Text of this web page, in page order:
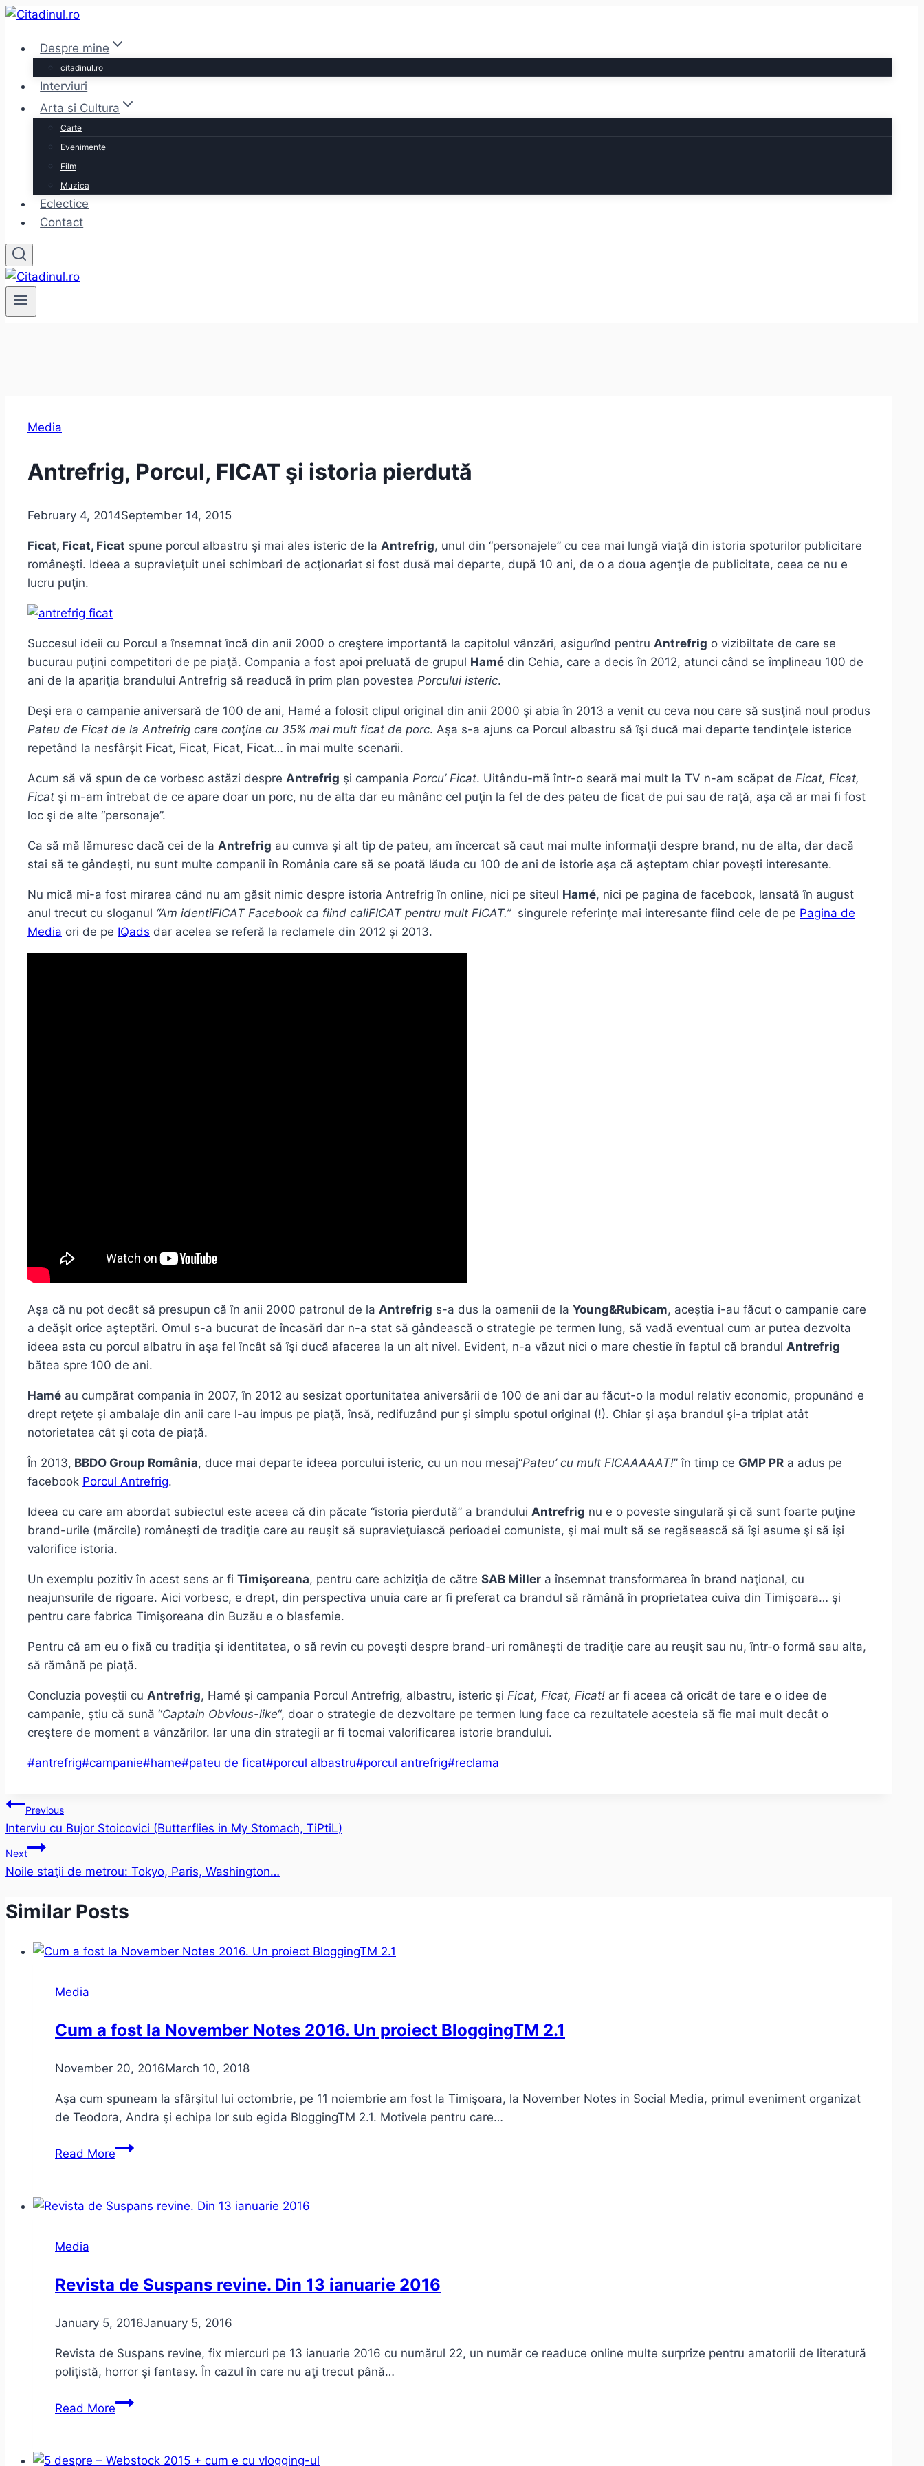
Skip
contentDespre mine
citadinul.ro
Interviuri
Arta si Cultura
Carte
Evenimente
Film
Muzica
Eclectice
Contact
Media
Antrefrig, Porcul, FICAT şi istoria pierdută
February 4, 2014September 14, 2015
Ficat, Ficat, Ficat spune porcul albastru şi mai ales isteric de la Antrefrig, unul din “personajele” cu cea mai lungă viaţă din istoria spoturilor publicitare
româneşti. Ideea a supravieţuit unei schimbari de acţionariat si fost dusă mai departe, după 10 ani, de o a doua agenţie de publicitate, ceea ce nu e
lucru puţin.
Succesul ideii cu Porcul a însemnat încă din anii 2000 o creştere importantă la capitolul vânzări, asigurînd pentru Antrefrig o vizibiltate de care se
bucurau puţini competitori de pe piaţă. Compania a fost apoi preluată de grupul Hamé din Cehia, care a decis în 2012, atunci când se împlineau 100 de
ani de la apariţia brandului Antrefrig să readucă în prim plan povestea Porcului isteric.
Deşi era o campanie aniversară de 100 de ani, Hamé a folosit clipul original din anii 2000 şi abia în 2013 a venit cu ceva nou care să susţină noul produs
Pateu de Ficat de la Antrefrig care conţine cu 35% mai mult ficat de porc. Aşa s-a ajuns ca Porcul albastru să îşi ducă mai departe tendinţele isterice
repetând la nesfârşit Ficat, Ficat, Ficat, Ficat… în mai multe scenarii.
Acum să vă spun de ce vorbesc astăzi despre Antrefrig şi campania Porcu’ Ficat. Uitându-mă într-o seară mai mult la TV n-am scăpat de Ficat, Ficat,
Ficat şi m-am întrebat de ce apare doar un porc, nu de alta dar eu mânânc cel puţin la fel de des pateu de ficat de pui sau de raţă, aşa că ar mai fi fost
loc şi de alte “personaje”.
Ca să mă lămuresc dacă cei de la Antrefrig au cumva şi alt tip de pateu, am încercat să caut mai multe informaţii despre brand, nu de alta, dar dacă
stai să te gândeşti, nu sunt multe companii în România care să se poată lăuda cu 100 de ani de istorie aşa că aşteptam chiar poveşti interesante.
Nu mică mi-a fost mirarea când nu am găsit nimic despre istoria Antrefrig în online, nici pe siteul Hamé, nici pe pagina de facebook, lansată în august
anul trecut cu sloganul “Am identiFICAT Facebook ca fiind caliFICAT pentru mult FICAT.” singurele referinţe mai interesante fiind cele de pe Pagina de
Media ori de pe IQads dar acelea se referă la reclamele din 2012 şi 2013.
Aşa că nu pot decât să presupun că în anii 2000 patronul de la Antrefrig s-a dus la oamenii de la Young&Rubicam, aceştia i-au făcut o campanie care
a deăşit orice aşteptări. Omul s-a bucurat de încasări dar n-a stat să gândească o strategie pe termen lung, să vadă eventual cum ar putea dezvolta
ideea asta cu porcul albatru în aşa fel încât să îşi ducă afacerea la un alt nivel. Evident, n-a văzut nici o mare chestie în faptul că brandul Antrefrig
bătea spre 100 de ani.
Hamé au cumpărat compania în 2007, în 2012 au sesizat oportunitatea aniversării de 100 de ani dar au făcut-o la modul relativ economic, propunând e
drept reţete şi ambalaje din anii care l-au impus pe piaţă, însă, redifuzând pur şi simplu spotul original (!). Chiar şi aşa brandul şi-a triplat atât
notorietatea cât şi cota de piață.
În 2013, BBDO Group România, duce mai departe ideea porcului isteric, cu un nou mesaj“Pateu’ cu mult FICAAAAAT!” în timp ce GMP PR a adus pe
facebook Porcul Antrefrig.
Ideea cu care am abordat subiectul este aceea că din păcate “istoria pierdută” a brandului Antrefrig nu e o poveste singulară şi că sunt foarte puţine
brand-urile (mărcile) româneşti de tradiţie care au reuşit să supravieţuiască perioadei comuniste, şi mai mult să se regăsească să îşi asume şi să îşi
valorifice istoria.
Un exemplu pozitiv în acest sens ar fi Timişoreana, pentru care achiziţia de către SAB Miller a însemnat transformarea în brand naţional, cu
neajunsurile de rigoare. Aici vorbesc, e drept, din perspectiva unuia care ar fi preferat ca brandul să rămână în proprietatea cuiva din Timişoara… şi
pentru care fabrica Timişoreana din Buzău e o blasfemie.
Pentru că am eu o fixă cu tradiţia şi identitatea, o să revin cu poveşti despre brand-uri româneşti de tradiţie care au reuşit sau nu, într-o formă sau alta,
să rămână pe piaţă.
Concluzia poveştii cu Antrefrig, Hamé şi campania Porcul Antrefrig, albastru, isteric şi Ficat, Ficat, Ficat! ar fi aceea că oricât de tare e o idee de
campanie, ştiu că sună “Captain Obvious-like“, doar o strategie de dezvoltare pe termen lung face ca rezultatele acesteia să fie mai mult decât o
creştere de moment a vânzărilor. Iar una din strategii ar fi tocmai valorificarea istorie brandului.
Post
#antrefrig#campanie#hame#pateu de ficat#porcul albastru#porcul antrefrig#reclama
Post
navigation
Previous
Interviu cu Bujor Stoicovici (Butterflies in My Stomach, TiPtiL)
Next
Noile staţii de metrou: Tokyo, Paris, Washington…
Similar Posts
Media
Cum a fost la November Notes 2016. Un proiect BloggingTM 2.1
November 20, 2016March 10, 2018
Aşa cum spuneam la sfârşitul lui octombrie, pe 11 noiembrie am fost la Timişoara, la November Notes in Social Media, primul eveniment organizat
de Teodora, Andra şi echipa lor sub egida BloggingTM 2.1. Motivele pentru care…
Read MoreCum
la
Un
proiect
Media
Revista de Suspans revine. Din 13 ianuarie 2016
January 5, 2016January 5, 2016
Revista de Suspans revine, fix miercuri pe 13 ianuarie 2016 cu numărul 22, un număr ce readuce online multe surprize pentru amatoriii de literatură
poliţistă, horror şi fantasy. În cazul în care nu aţi trecut până…
Read MoreRevista
revine.